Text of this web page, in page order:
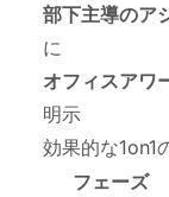
部下主導のア
に
オフィスアワ
明示
効果的な1on1
フェーズ